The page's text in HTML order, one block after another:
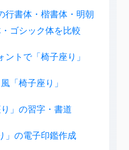
行書体・楷書体・明朝
ゴシック体を比較
ントで「椅子座り」
「椅子座り」
り」の習字・書道
」の電子印鑑作成